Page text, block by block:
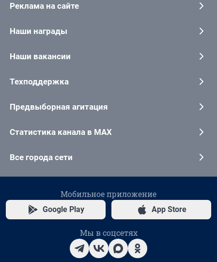
Реклама на сайте
Наши награды
Наши вакансии
Техподдержка
Предвыборная агитация
Статистика канала в MAX
Все города сети
Мобильное приложение
Google Play App Store
Мы в соцсетях